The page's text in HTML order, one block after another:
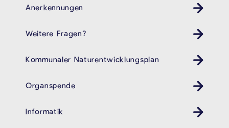
Anerkennungen
Weitere Fragen?
Kommunaler Naturentwicklungsplan
Organspende
Informatik